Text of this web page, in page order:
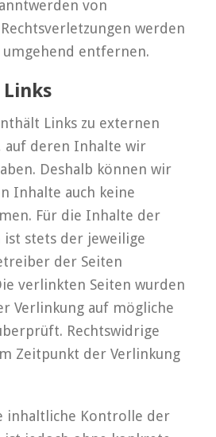
von
werden
entfernen.
Links zu externen
auf deren Inhalte wir
Deshalb können wir
Inhalte auch keine
Für die Inhalte der
stets der jeweilige
der Seiten
verlinkten Seiten wurden
Verlinkung auf mögliche
Rechtswidrige
Zeitpunkt der Verlinkung
inhaltliche Kontrolle der